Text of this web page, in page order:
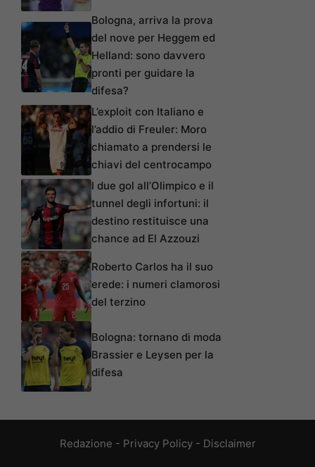
Bologna, arriva la prova
del nove per Heggem ed
Helland: sono davvero
pronti per guidare la
difesa?
L’exploit con Italiano e
l’addio di Freuler: Moro
chiamato a prendersi le
chiavi del centrocampo
I due gol all’Olimpico e il
tunnel degli infortuni: il
destino restituisce una
chance ad El Azzouzi
Roberto Carlos ha il suo
erede: i numeri clamorosi
del terzino
Bologna: tornano di moda
Brassier e Leysen per la
difesa
Redazione - Privacy Policy- Disclaimer